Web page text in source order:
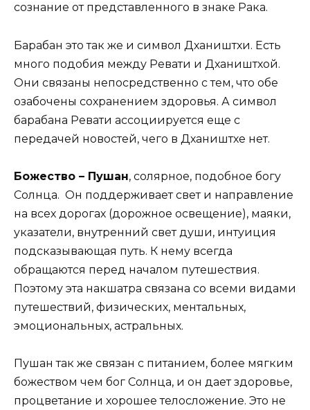
сознание от представленного в знаке Рака.
Барабан это так же и символ Дхаништхи. Есть
много подобия между Ревати и Дхаништхой.
Они связаны непосредственно с тем, что обе
озабочены сохранением здоровья. А символ
барабана Ревати ассоциируется еще с
передачей новостей, чего в Дхаништхе нет.
Божество – Пушан, солярное, подобное богу
Солнца. Он поддерживает свет и направление
на всех дорогах (дорожное освещение), маяки,
указатели, внутренний свет души, интуиция
подсказывающая путь. К нему всегда
обращаются перед началом путешествия.
Поэтому эта накшатра связана со всеми видами
путешествий, физических, ментальных,
эмоциональных, астральных.
Пушан так же связан с питанием, более мягким
божеством чем бог Солнца, и он дает здоровье,
процветание и хорошее телосложение. Это не